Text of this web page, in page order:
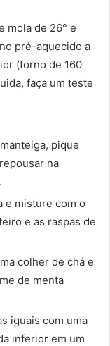
mola de 26° e
pré-aquecido a
(forno de 160
faça um teste
pique
na
e misture com o
e as raspas de
colher de chá e
de menta
iguais com uma
inferior em um